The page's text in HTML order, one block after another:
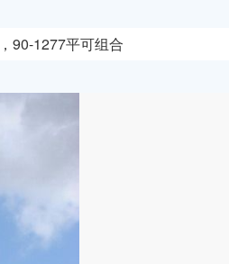
90-1277平可组合